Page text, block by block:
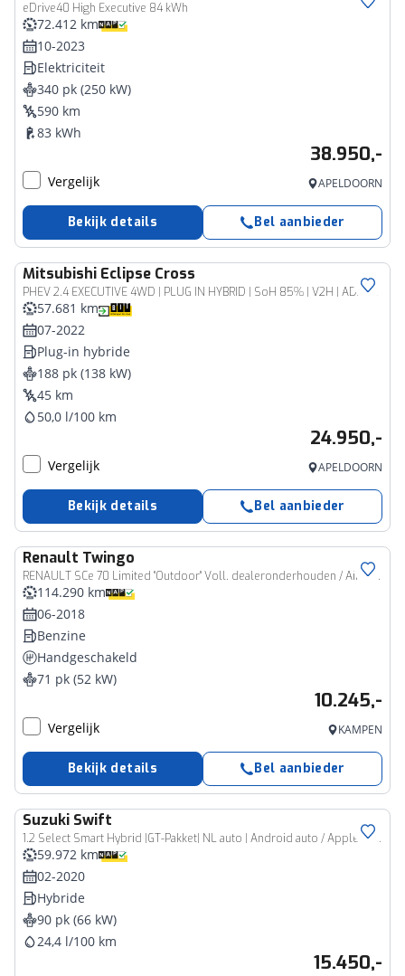
eDrive40 High Executive 84 kWh
72.412 km
10-2023
Elektriciteit
340 pk (250 kW)
590 km
83 kWh
38.950,-
Vergelijk APELDOORN
Bekijk details Bel aanbieder
Mitsubishi Eclipse Cross
PHEV 2.4 EXECUTIVE 4WD | PLUG IN HYBRID | SoH 85% | V2H | ADAPTIEF CRUISE | TREKHAAK 1500 KG | DODEHOEK ASSISTENT | 360 CAMERA | FABRIEKSGARANTIE TOT 14-07-2030* | NP € 48.616,- | ALL IN RIJKLAARPRIJS
57.681 km
07-2022
Plug-in hybride
188 pk (138 kW)
45 km
50,0 l/100 km
24.950,-
Vergelijk APELDOORN
Bekijk details Bel aanbieder
Renault Twingo
RENAULT SCe 70 Limited "Outdoor" Voll. dealeronderhouden / Airco / Cruise / Stuur leer /
114.290 km
06-2018
Benzine
Handgeschakeld
71 pk (52 kW)
10.245,-
Vergelijk KAMPEN
Bekijk details Bel aanbieder
Suzuki Swift
1.2 Select Smart Hybrid |GT-Pakket| NL auto | Android auto / Apple Carplay|Stoelverwarming| Camera| Airco| BTW Auto|
59.972 km
02-2020
Hybride
90 pk (66 kW)
24,4 l/100 km
15.450,-